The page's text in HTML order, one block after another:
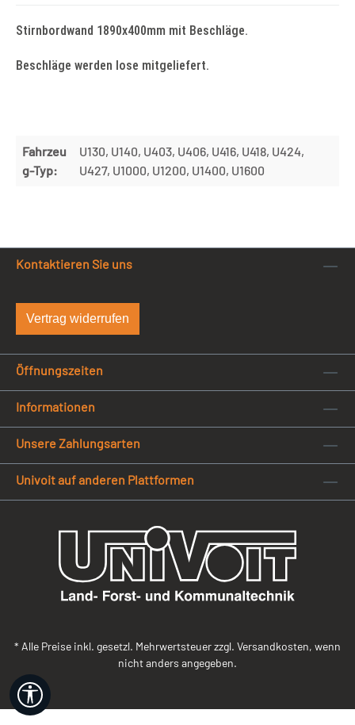
Stirnbordwand 1890x400mm mit Beschläge.
Beschläge werden lose mitgeliefert.
Fahrzeu
g-Typ:
U130, U140, U403, U406, U416, U418, U424,
U427, U1000, U1200, U1400, U1600
Kontaktieren Sie uns
Vertrag widerrufen
Öffnungszeiten
Informationen
Unsere Zahlungsarten
Univoit auf anderen Plattformen
* Alle Preise inkl. gesetzl. Mehrwertsteuer zzgl. Versandkosten, wenn
nicht anders angegeben.
Werkzeugleiste anzeigen